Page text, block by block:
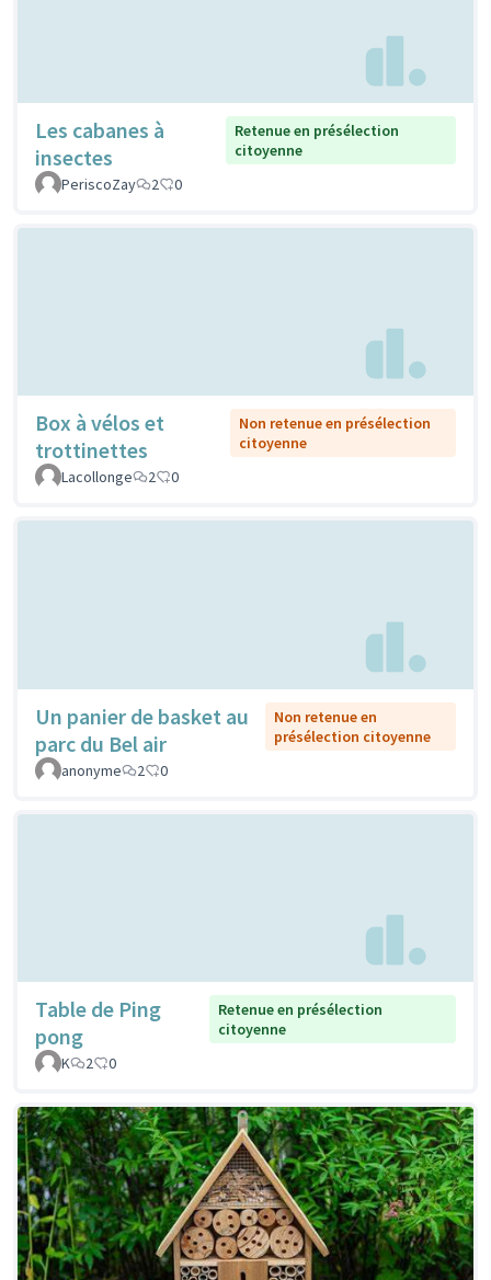
Les cabanes à
insectes
Retenue en présélection
citoyenne
PeriscoZay
2 0
Box à vélos et
trottinettes
Non retenue en présélection
citoyenne
Lacollonge
2 0
Un panier de basket au
parc du Bel air
Non retenue en
présélection citoyenne
anonyme
2 0
Table de Ping
pong
Retenue en présélection
citoyenne
K
2 0